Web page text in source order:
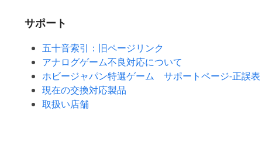
サポート
五十音索引：旧ページリンク
アナログゲーム不良対応について
ホビージャパン特選ゲーム サポートページ-正誤表
現在の交換対応製品
取扱い店舗